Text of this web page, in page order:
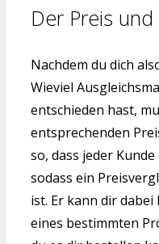
Der Preis
Nachdem du dich
Wieviel
entschieden hast,
entsprechenden
so, dass jeder
sodass ein
ist. Er kann dir
eines bestimmten